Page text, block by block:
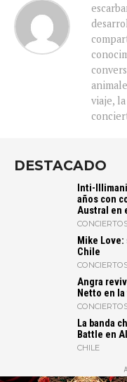
viaje,
DESTACADO
Inti-
años con
Austral en
Mike
Chile
Angra
Netto en la
La banda
Battle en
CHILE